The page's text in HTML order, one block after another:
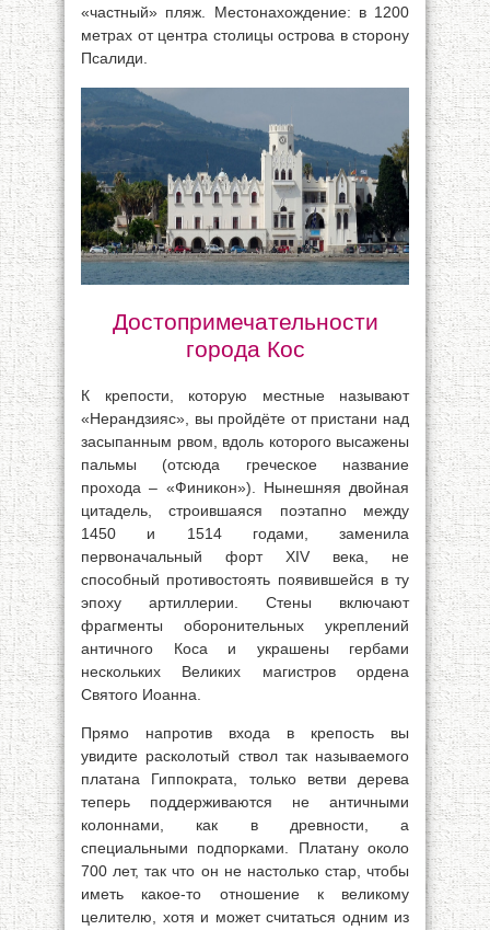
«частный» пляж. Местонахождение: в 1200
метрах от центра столицы острова в сторону
Псалиди.
Достопримечательности
города Кос
К крепости, которую местные называют
«Нерандзияс», вы пройдёте от пристани над
засыпанным рвом, вдоль которого высажены
пальмы (отсюда греческое название
прохода – «Финикон»). Нынешняя двойная
цитадель, строившаяся поэтапно между
1450 и 1514 годами, заменила
первоначальный форт XIV века, не
способный противостоять появившейся в ту
эпоху артиллерии. Стены включают
фрагменты оборонительных укреплений
античного Коса и украшены гербами
нескольких Великих магистров ордена
Святого Иоанна.
Прямо напротив входа в крепость вы
увидите расколотый ствол так называемого
платана Гиппократа, только ветви дерева
теперь поддерживаются не античными
колоннами, как в древности, а
специальными подпорками. Платану около
700 лет, так что он не настолько стар, чтобы
иметь какое-то отношение к великому
целителю, хотя и может считаться одним из